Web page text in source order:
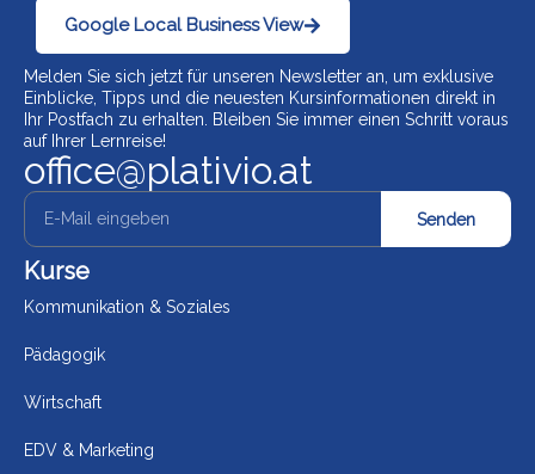
Google Local Business View
Melden Sie sich jetzt für unseren Newsletter an, um exklusive
Einblicke, Tipps und die neuesten Kursinformationen direkt in
Ihr Postfach zu erhalten. Bleiben Sie immer einen Schritt voraus
auf Ihrer Lernreise!
office@plativio.at
Senden
Kurse
Kommunikation & Soziales
Pädagogik
Wirtschaft
EDV & Marketing